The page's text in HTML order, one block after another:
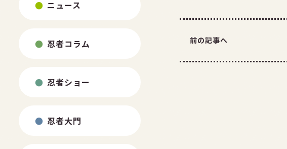
前の記事へ
ニュース
忍者コラム
忍者ショー
忍者大門